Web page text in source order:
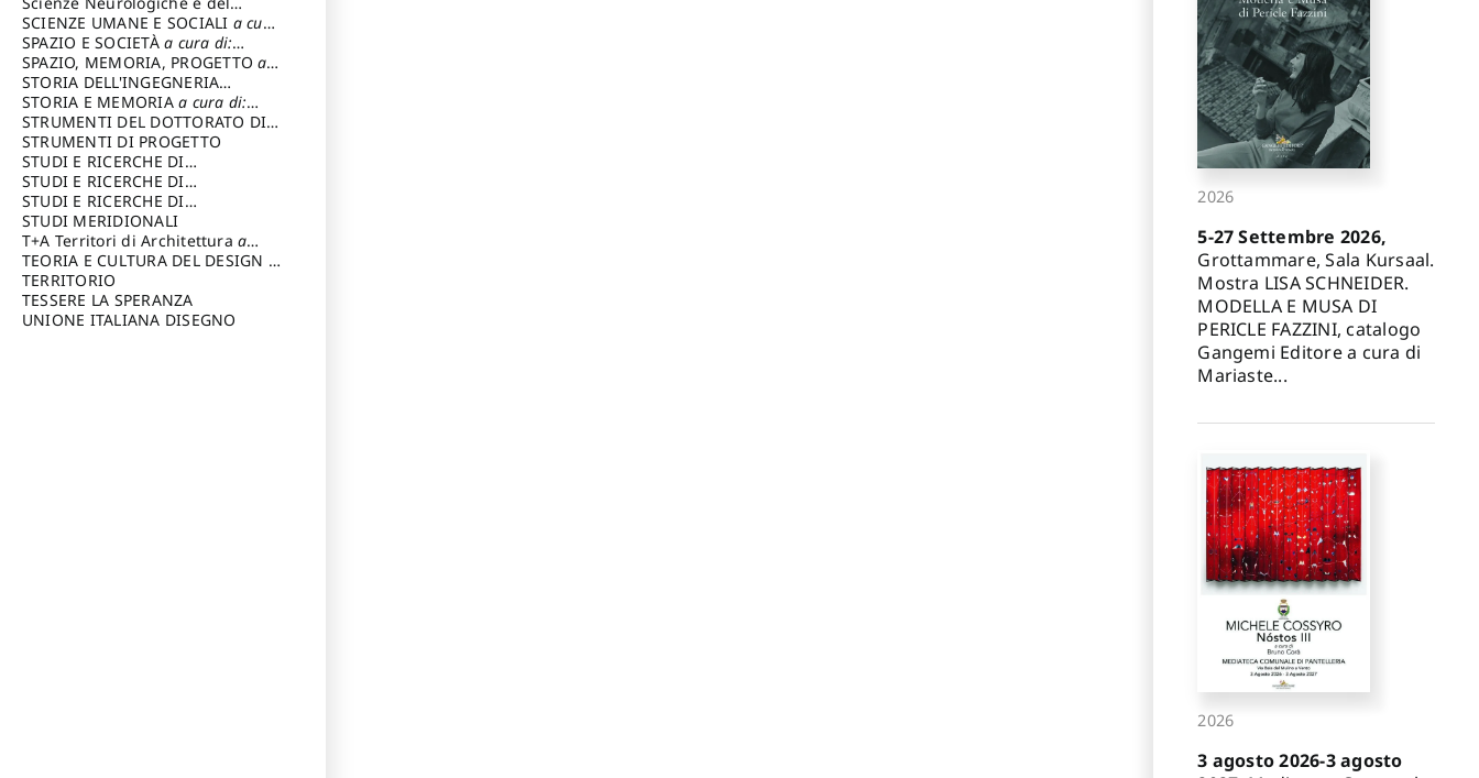
Marcello
Comportamento
SCIENZE UMANE E SOCIALI a cura
di: Iannizzi Salvatore
SPAZIO E SOCIETÀa cura di:
Cassetti Roberto
SPAZIO, MEMORIA, PROGETTOa
cura di: Rossi Massimo
STORIA DELL'INGEGNERIA
STRUTTURALE IN ITALIAa cura di:
Poretti Sergio
STORIA E MEMORIAa cura di:
Rossi Lauro
STRUMENTI DEL DOTTORATO DI
RICERCA IN RILIEVO E
RAPPRESENTAZIONE
DELL’ARCHITETTURA E
DELL’AMBIENTEa cura di: Migliari
Riccardo
STRUMENTI DI PROGETTO
STUDI E RICERCHE DI
ARCHEOLOGIA IN SICILIA
di: Pelagatti Paola
STUDI E RICERCHE DI
ARCHITETTURA del Dipartimento
di Architettura Università degli
Studi G. d' Annunzio
STUDI E RICERCHE DI
ARCHITETTURA del Dipartimento
di Architettura Università degli
Studi G. d' Annunzio, Chieti-
Pescaraa cura di: Fusero Paolo
STUDI MERIDIONALI
T+A Territori di Architetturaa
cura di: Ramazzotti Luigi
TEORIA E CULTURA DEL DESIGN a
cura di: Furlanis Giuseppe
TERRITORIO
TESSERE LA SPERANZA
UNIONE ITALIANA DISEGNO
2026
5-27 Settembre 2026,
Grottammare, Sala Kursaal.
Mostra LISA SCHNEIDER.
MODELLA E MUSA DI
PERICLE FAZZINI, catalogo
Gangemi Editore a cura di
Mariaste...
2026
3 agosto 2026-3 agosto